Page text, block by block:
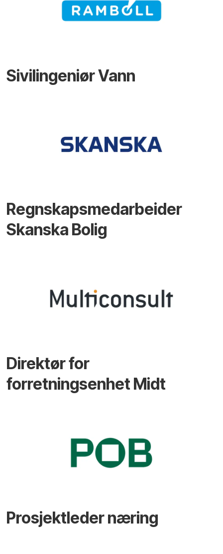
Sivilingeniør Vann
Regnskapsmedarbeider
Skanska Bolig
Direktør for
forretningsenhet Midt
Prosjektleder næring